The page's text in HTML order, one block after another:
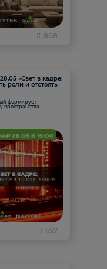
808
«Свет в кадре:
роли и отстоять
формирует
пространства.
657